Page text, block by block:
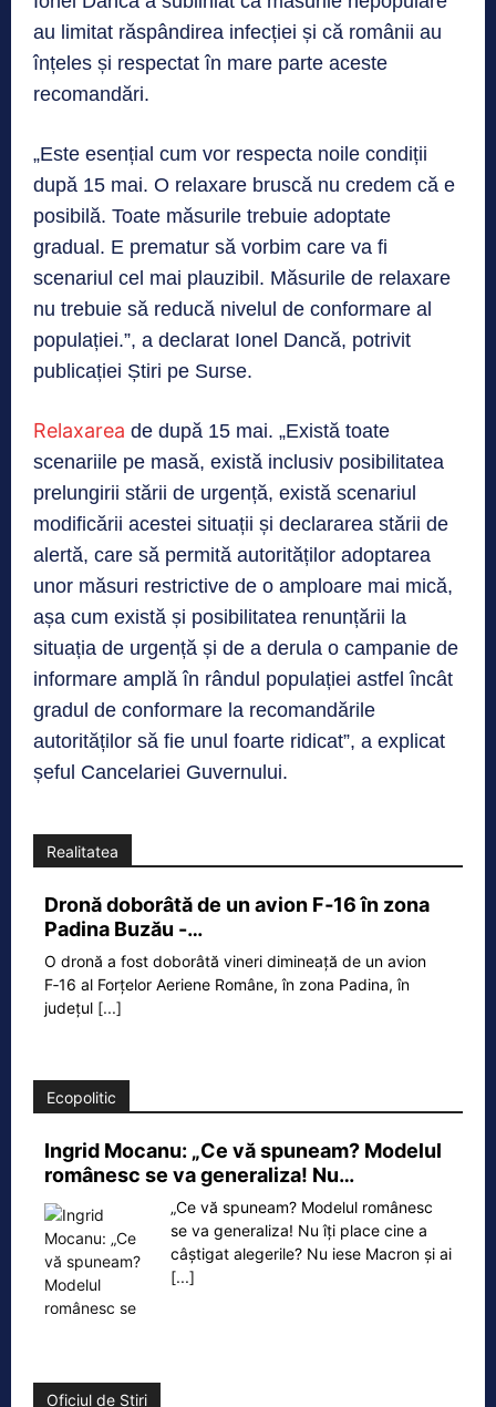
au limitat răspândirea infecției și că românii au
înțeles și respectat în mare parte aceste
recomandări.
„Este esențial cum vor respecta noile condiții
după 15 mai. O relaxare bruscă nu credem că e
posibilă. Toate măsurile trebuie adoptate
gradual. E prematur să vorbim care va fi
scenariul cel mai plauzibil. Măsurile de relaxare
nu trebuie să reducă nivelul de conformare al
populației.”, a declarat Ionel Dancă, potrivit
publicației Știri pe Surse.
Relaxarea de după 15 mai. „Există toate
scenariile pe masă, există inclusiv posibilitatea
prelungirii stării de urgență, există scenariul
modificării acestei situații și declararea stării de
alertă, care să permită autorităților adoptarea
unor măsuri restrictive de o amploare mai mică,
așa cum există și posibilitatea renunțării la
situația de urgență și de a derula o campanie de
informare amplă în rândul populației astfel încât
gradul de conformare la recomandările
autorităților să fie unul foarte ridicat”, a explicat
șeful Cancelariei Guvernului.
Realitatea
Dronă doborâtă de un avion F‑16 în zona
Padina Buzău -…
O dronă a fost doborâtă vineri dimineață de un avion
F‑16 al Forțelor Aeriene Române, în zona Padina, în
județul [...]
Ecopolitic
Ingrid Mocanu: „Ce vă spuneam? Modelul
românesc se va generaliza! Nu…
„Ce vă spuneam? Modelul românesc
se va generaliza! Nu îți place cine a
câștigat alegerile? Nu iese Macron și ai
[...]
Oficiul de Știri